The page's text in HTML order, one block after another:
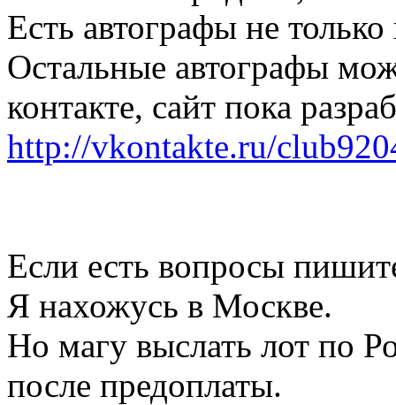
Есть автографы не
Остальные автографы
контакте, сайт пока
http://vkontakte.ru/
Если есть вопросы
Я нахожусь в Москве.
Но магу выслать лот по
после предоплаты.